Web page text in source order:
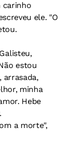
carinho
ele. "O
estou
arrasada,
minha
Hebe
a morte",